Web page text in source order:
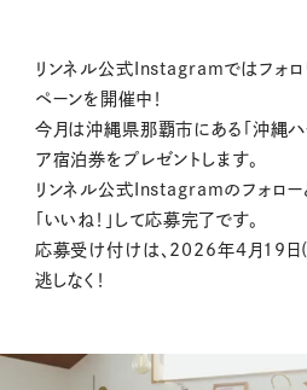
リンネル公式Instagramではフォロ
ペーンを開催中！
今月は沖縄県那覇市にある「沖縄
ア宿泊券をプレゼントします。
リンネル公式Instagramのフォロー
「いいね！」して応募完了です。
応募受け付けは、2026年4月19日
逃しなく！